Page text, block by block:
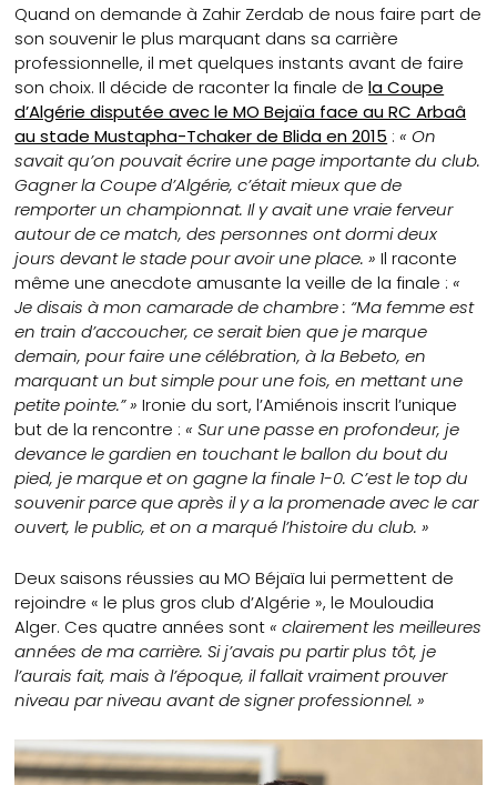
Quand on demande à Zahir Zerdab de nous faire part de
son souvenir le plus marquant dans sa carrière
professionnelle, il met quelques instants avant de faire
son choix. Il décide de raconter la finale dela Coupe
d’Algérie disputée avec le MO Bejaïa face au RC Arbaâ
au stade Mustapha-Tchaker de Blida en 2015 :« On
savait qu’on pouvait écrire une page importante du club.
Gagner la Coupe d’Algérie, c’était mieux que de
remporter un championnat. Il y avait une vraie ferveur
autour de ce match, des personnes ont dormi deux
jours devant le stade pour avoir une place. » Il raconte
même une anecdote amusante la veille de la finale :«
Je disais à mon camarade de chambre : “Ma femme est
en train d’accoucher, ce serait bien que je marque
demain, pour faire une célébration, à la Bebeto, en
marquant un but simple pour une fois, en mettant une
petite pointe.” » Ironie du sort, l’Amiénois inscrit l’unique
but de la rencontre :« Sur une passe en profondeur, je
devance le gardien en touchant le ballon du bout du
pied, je marque et on gagne la finale 1-0. C’est le top du
souvenir parce que après il y a la promenade avec le car
ouvert, le public, et on a marqué l’histoire du club. »
Deux saisons réussies au MO Béjaïa lui permettent de
rejoindre « le plus gros club d’Algérie », le Mouloudia
Alger. Ces quatre années sont« clairement les meilleures
années de ma carrière. Si j’avais pu partir plus tôt, je
l’aurais fait, mais à l’époque, il fallait vraiment prouver
niveau par niveau avant de signer professionnel. »